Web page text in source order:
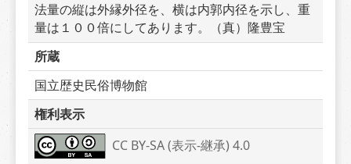
法量の縦は外縁外径を、横は内郭内径を示し、重
量は１００倍にしてあります。（真）隆豊宝
所蔵
国立歴史民俗博物館
権利表示
CC BY-SA (表示-継承) 4.0